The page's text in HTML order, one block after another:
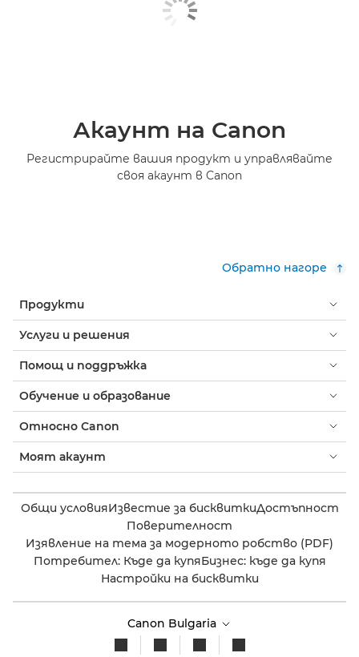
Акаунт на Canon
Регистрирайте вашия продукт и управлявайте
своя акаунт в Canon
Обратно нагоре
Продукти
Услуги и решения
Помощ и поддръжка
Обучение и образование
Относно Canon
Моят акаунт
Общи условияИзвестие за бисквиткиДостъпност
Поверителност
Изявление на тема за модерното робство (PDF)
Потребител: Къде да купяБизнес: къде да купя
Настройки на бисквитки
Canon Bulgaria